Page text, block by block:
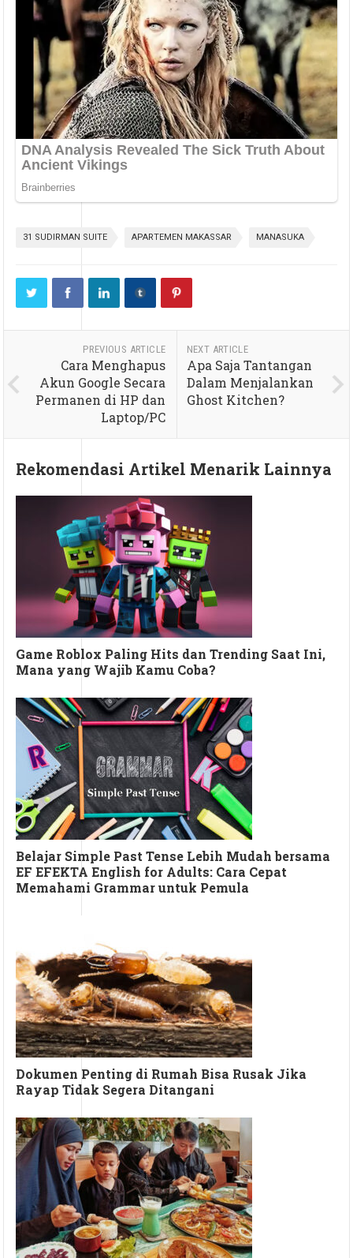
31 SUDIRMAN SUITE APARTEMEN MAKASSAR MANASUKA
PREVIOUS ARTICLE
Cara Menghapus
Akun Google Secara
Permanen di HP dan
Laptop/PC
NEXT ARTICLE
Apa Saja Tantangan
Dalam Menjalankan
Ghost Kitchen?
Rekomendasi Artikel Menarik Lainnya
Game Roblox Paling Hits dan Trending Saat Ini,
Mana yang Wajib Kamu Coba?
Belajar Simple Past Tense Lebih Mudah bersama
EF EFEKTA English for Adults: Cara Cepat
Memahami Grammar untuk Pemula
Dokumen Penting di Rumah Bisa Rusak Jika
Rayap Tidak Segera Ditangani